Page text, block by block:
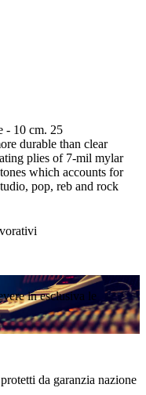
- 10 cm. 25
durable than clear
plies of 7-mil mylar
which accounts for
pop, reb and rock
in esclusiva le
da garanzia nazione